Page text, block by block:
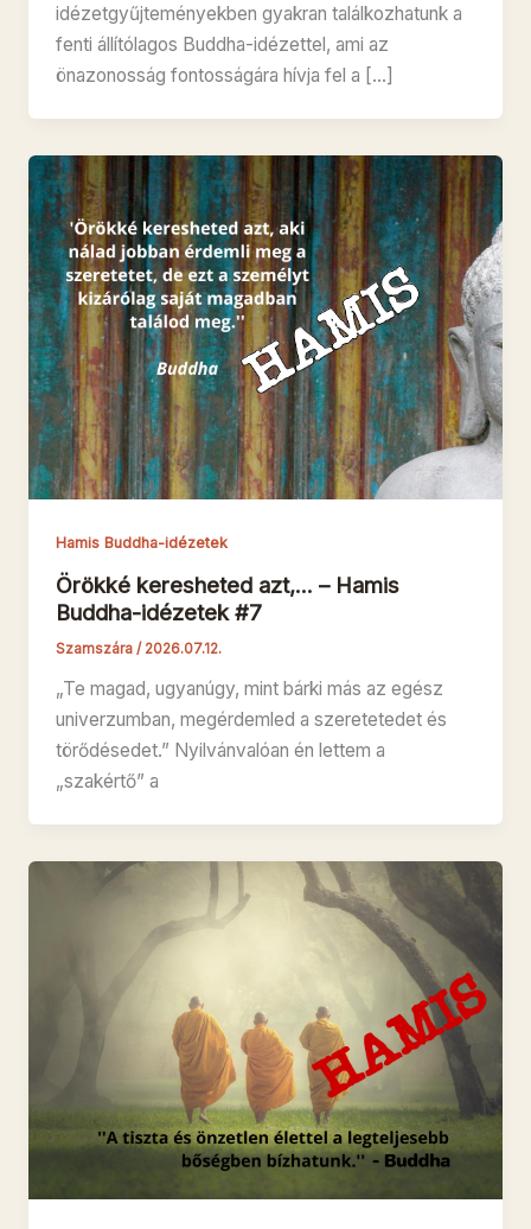
idézetgyűjteményekben gyakran találkozhatunk a
fenti állítólagos Buddha-idézettel, ami az
önazonosság fontosságára hívja fel a […]
Hamis Buddha-idézetek
Örökké keresheted azt,… – Hamis
Buddha-idézetek #7
Szamszára/ 2026.07.12.
„Te magad, ugyanúgy, mint bárki más az egész
univerzumban, megérdemled a szeretetedet és
törődésedet.” Nyilvánvalóan én lettem a
„szakértő” a